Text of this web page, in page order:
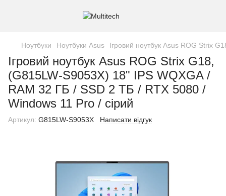
Ноутбуки Ноутбуки Asus Ігровий ноутбук Asus ROG Strix
Ігровий ноутбук Asus ROG Strix G18,
(G815LW-S9053X) 18" IPS WQXGA /
RAM 32 ГБ / SSD 2 ТБ / RTX 5080 /
Windows 11 Pro / сірий
Артикул: G815LW-S9053X Написати відгук